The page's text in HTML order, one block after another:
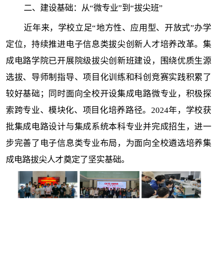
二、建设基础：从“微专业”到“拔尖班”
近年来，学校立足“地方性、应用型、开放式”办学
定位，持续推进电子信息类拔尖创新人才培养改革。集
成电路学院已开展院级拔尖创新班建设，围绕优质生源
选拔、导师制指导、项目化训练和科创竞赛实践积累了
较好基础；同时面向全校开设集成电路微专业，积极探
索跨专业、模块化、项目化培养路径。2024年，学校获
批集成电路设计与集成系统本科专业并完成招生，进一
步完善了电子信息类专业布局，为面向全校遴选培养集
成电路拔尖人才奠定了坚实基础。